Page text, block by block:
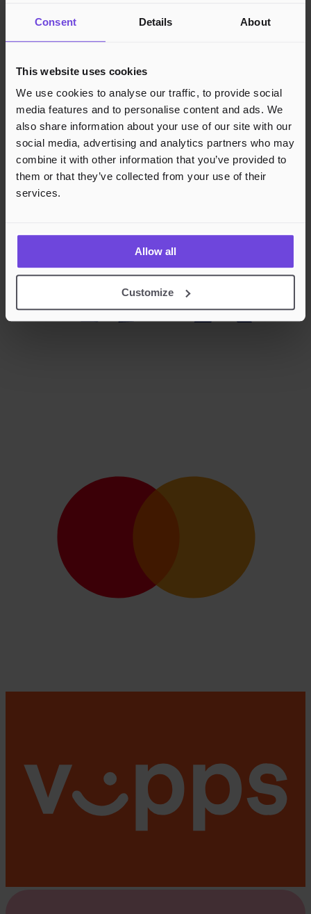
Consent Details About
This website uses cookies
We use cookies to analyse our traffic, to provide social
media features and to personalise content and ads. We
also share information about your use of our site with our
social media, advertising and analytics partners who may
combine it with other information that you’ve provided to
them or that they’ve collected from your use of their
services.
Allow all
Customize
Juridik
Cookies
Region Norge Danmark Sverige Tyskland Global
Språk Norsk English Dansk Svenska Deutsch Français
Accepterade betalningsmetoder
Säker betalningshantering